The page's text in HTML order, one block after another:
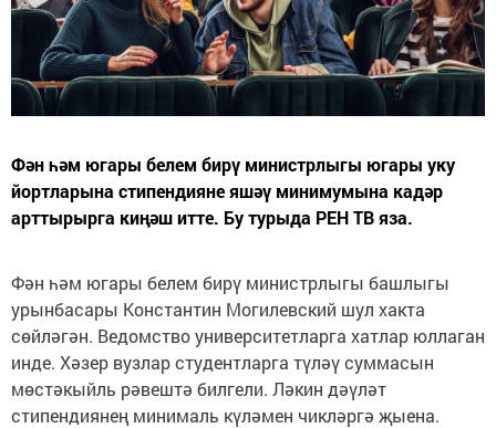
Фән һәм югары белем бирү министрлыгы югары уку
йортларына стипендияне яшәү минимумына кадәр
арттырырга киңәш итте. Бу турыда РЕН ТВ яза.
Фән һәм югары белем бирү министрлыгы башлыгы
урынбасары Константин Могилевский шул хакта
сөйләгән. Ведомство университетларга хатлар юллаган
инде. Хәзер вузлар студентларга түләү суммасын
мөстәкыйль рәвештә билгели. Ләкин дәүләт
стипендиянең минималь күләмен чикләргә җыена.